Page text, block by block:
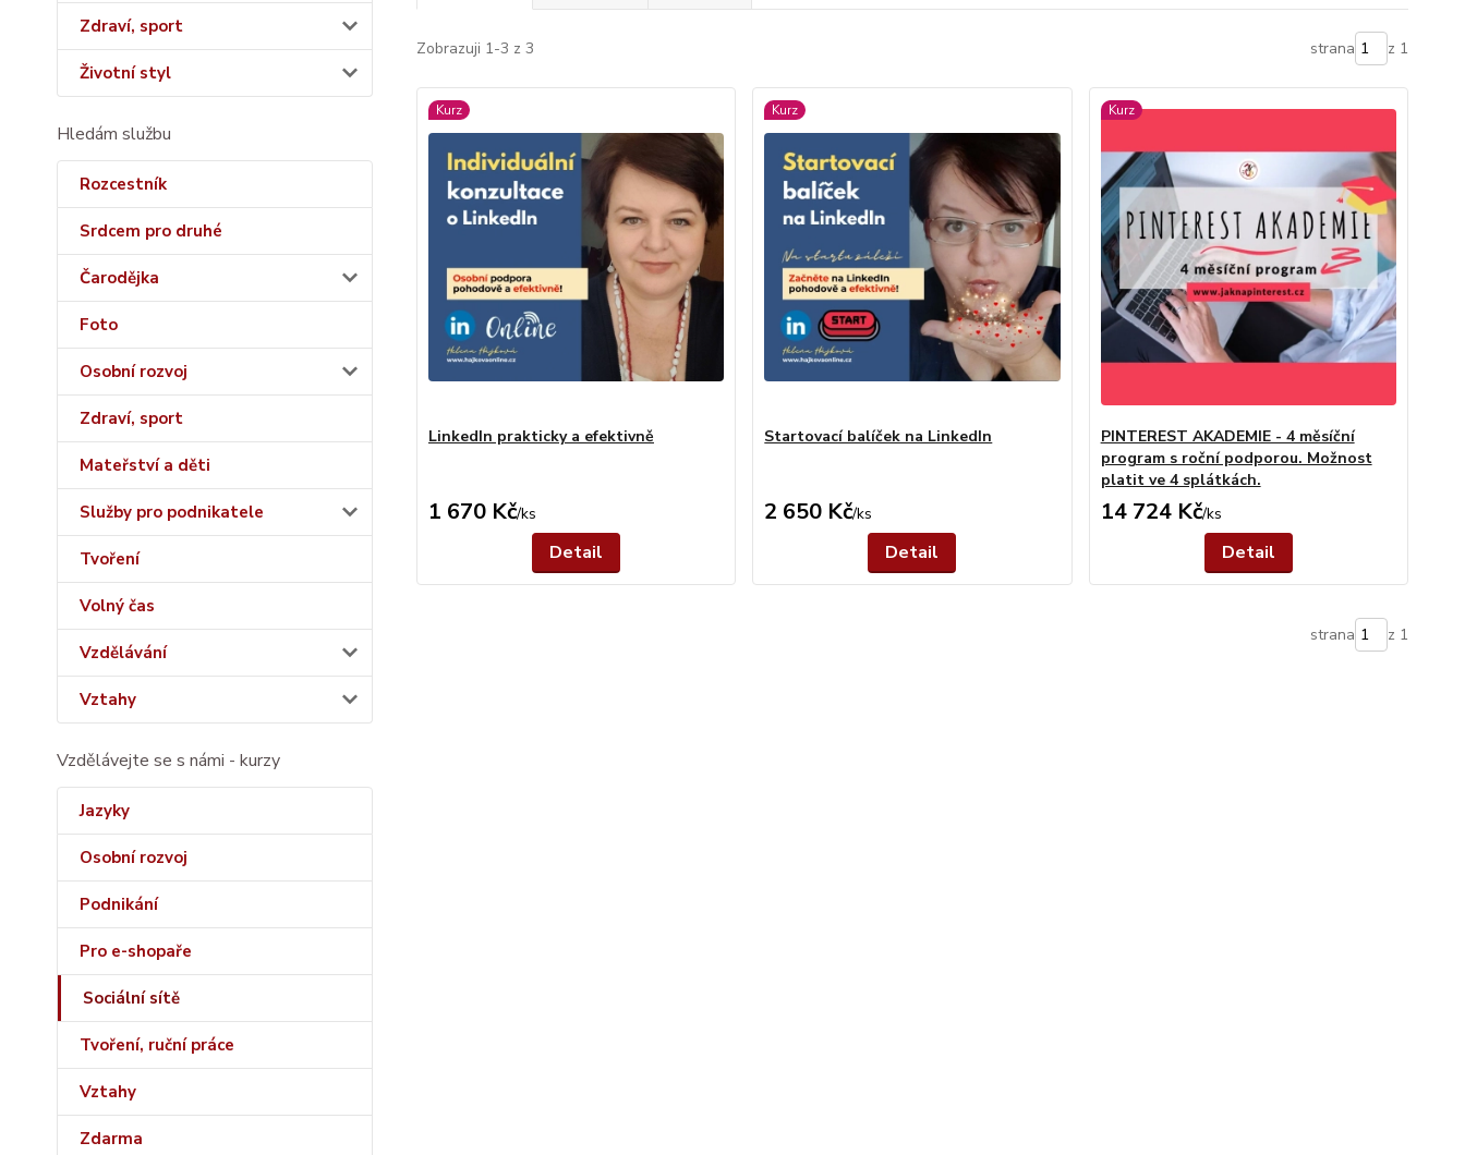
Zdraví, sport
Životní styl
Hledám službu
Rozcestník
Srdcem pro druhé
Čarodějka
Foto
Osobní rozvoj
Zdraví, sport
Mateřství a děti
Služby pro podnikatele
Tvoření
Volný čas
Vzdělávání
Vztahy
Vzdělávejte se s námi - kurzy
Jazyky
Osobní rozvoj
Podnikání
Pro e-shopaře
Sociální sítě
Tvoření, ruční práce
Vztahy
Zdarma
Zobrazuji 1-3 z 3 strana z 1
Kurz
LinkedIn prakticky a efektivně
1 670 Kč/ks
Detail
Kurz
Startovací balíček na LinkedIn
2 650 Kč/ks
Detail
Kurz
PINTEREST AKADEMIE - 4 měsíční
program s roční podporou. Možnost
platit ve 4 splátkách.
14 724 Kč/ks
Detail
strana z 1